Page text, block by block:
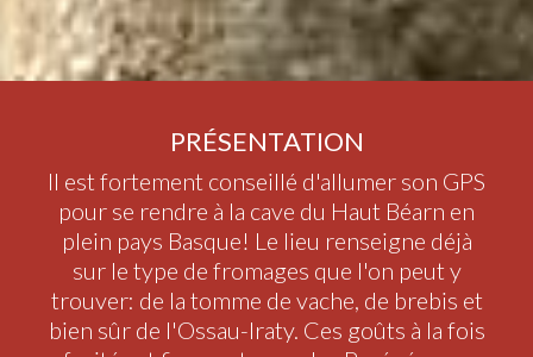
PRÉSENTATION
Il est fortement conseillé d'allumer son GPS
pour se rendre à la cave du Haut Béarn en
plein pays Basque! Le lieu renseigne déjà
sur le type de fromages que l'on peut y
trouver: de la tomme de vache, de brebis et
bien sûr de l'Ossau-Iraty. Ces goûts à la fois